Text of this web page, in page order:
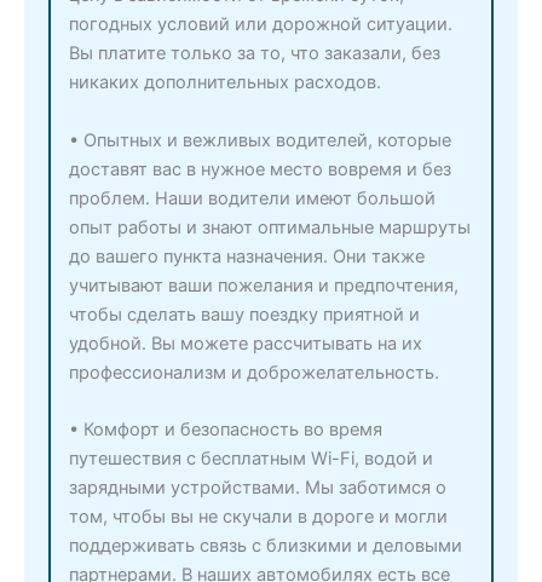
погодных условий или дорожной ситуации.
Вы платите только за то, что заказали, без
никаких дополнительных расходов.
• Опытных и вежливых водителей, которые
доставят вас в нужное место вовремя и без
проблем. Наши водители имеют большой
опыт работы и знают оптимальные маршруты
до вашего пункта назначения. Они также
учитывают ваши пожелания и предпочтения,
чтобы сделать вашу поездку приятной и
удобной. Вы можете рассчитывать на их
профессионализм и доброжелательность.
• Комфорт и безопасность во время
путешествия с бесплатным Wi-Fi, водой и
зарядными устройствами. Мы заботимся о
том, чтобы вы не скучали в дороге и могли
поддерживать связь с близкими и деловыми
партнерами. В наших автомобилях есть все